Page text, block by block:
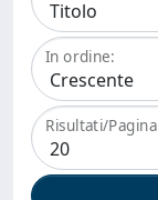
In ordine:
Risultati/Pagina